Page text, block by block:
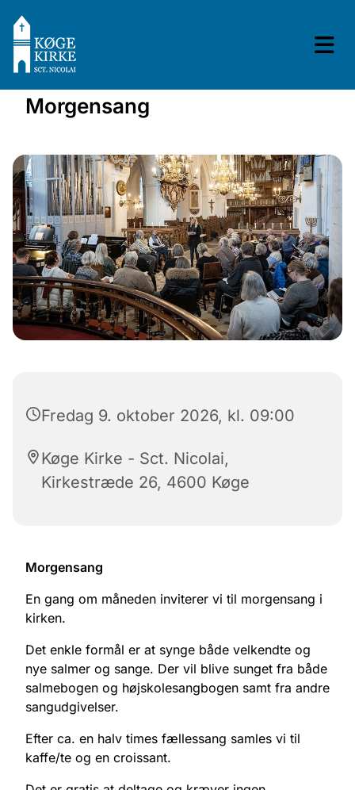
Morgensang
Fredag 9. oktober 2026, kl. 09:00
Køge Kirke - Sct. Nicolai,
Kirkestræde 26, 4600 Køge
Morgensang
En gang om måneden inviterer vi til morgensang i
kirken.
Det enkle formål er at synge både velkendte og
nye salmer og sange. Der vil blive sunget fra både
salmebogen og højskolesangbogen samt fra andre
sangudgivelser.
Efter ca. en halv times fællessang samles vi til
kaffe/te og en croissant.